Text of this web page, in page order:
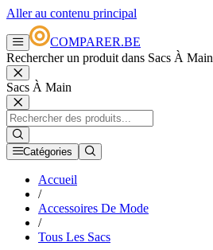
Aller au contenu principal
COMPARER.BE
Rechercher un produit dans Sacs À Main
Sacs À Main
Catégories
Accueil
/
Accessoires De Mode
/
Tous Les Sacs